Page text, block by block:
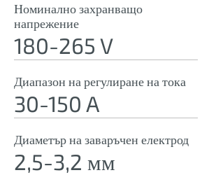
Номинално захранващо
напрежение
180-265 V
Диапазон на регулиране на тока
30-150 A
Диаметър на заваръчен електрод
2,5-3,2 мм